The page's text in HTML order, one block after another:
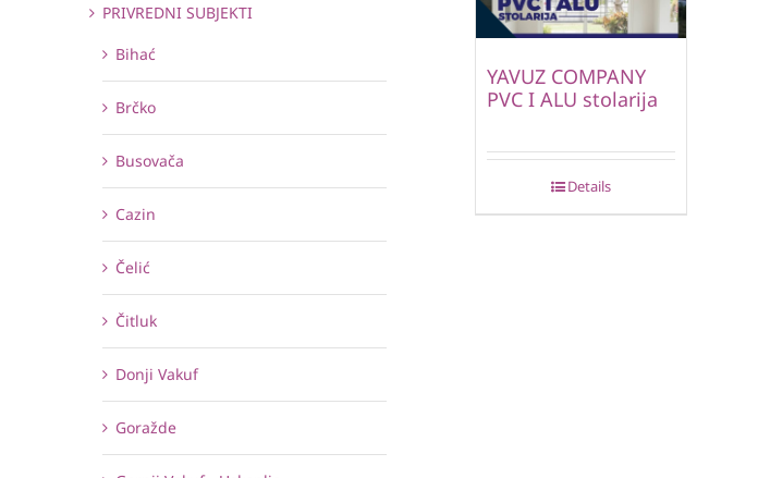
YAVUZ COMPANY
PVC I ALU stolarija
Details
PRIVREDNI SUBJEKTI
Bihać
Brčko
Busovača
Cazin
Čelić
Čitluk
Donji Vakuf
Goražde